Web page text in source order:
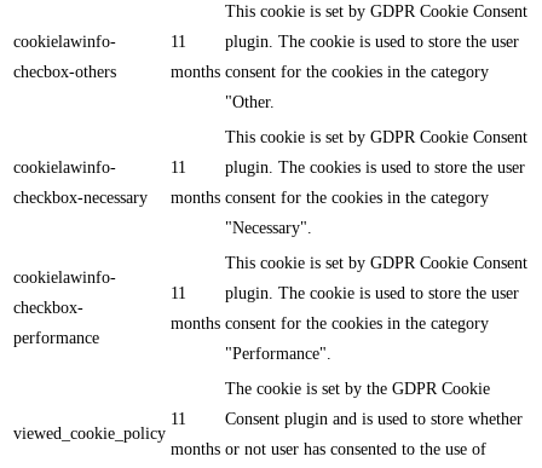
cookielawinfo-
checbox-others
11
months
This cookie is set by GDPR Cookie Consent
plugin. The cookie is used to store the user
consent for the cookies in the category
"Other.
cookielawinfo-
checkbox-necessary
11
months
This cookie is set by GDPR Cookie Consent
plugin. The cookies is used to store the user
consent for the cookies in the category
"Necessary".
cookielawinfo-
checkbox-
performance
11
months
This cookie is set by GDPR Cookie Consent
plugin. The cookie is used to store the user
consent for the cookies in the category
"Performance".
viewed_cookie_policy
11
months
The cookie is set by the GDPR Cookie
Consent plugin and is used to store whether
or not user has consented to the use of